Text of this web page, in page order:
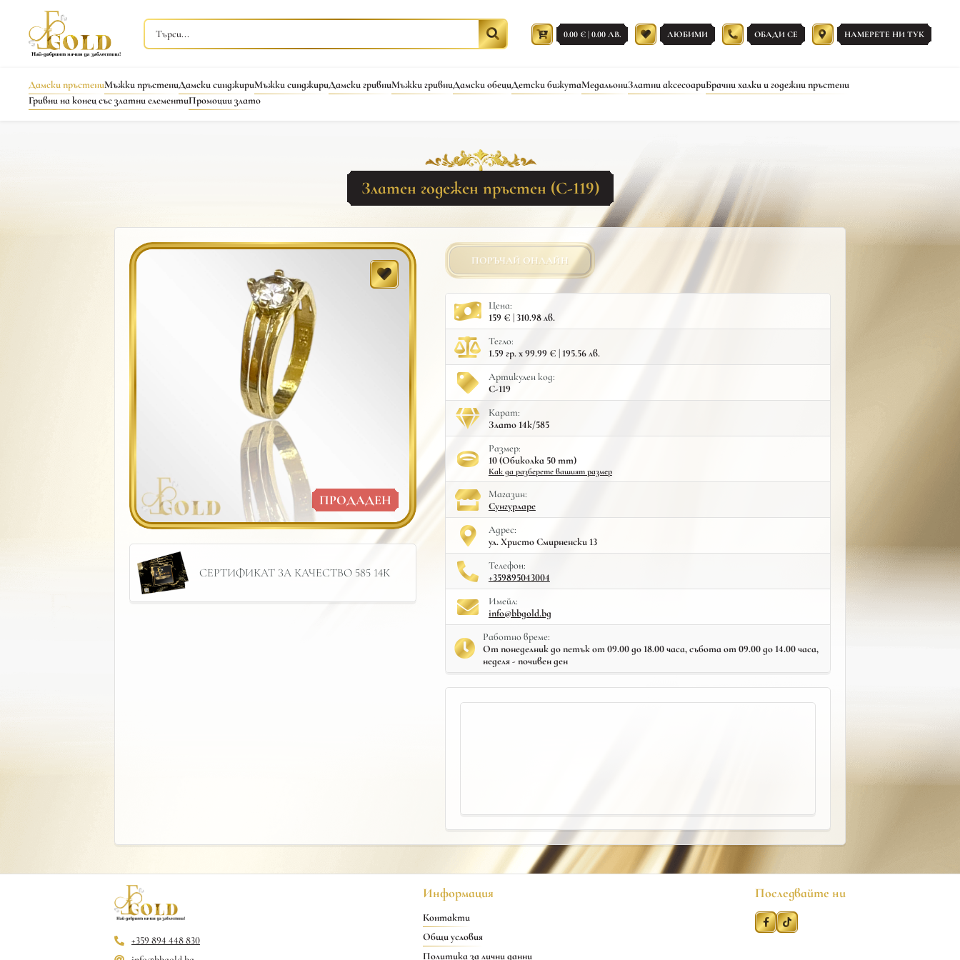
0.00 € | 0.00 ЛВ. ЛЮБИМИ ОБАДИ СЕ НАМЕРЕТЕ НИ ТУК
Дамски пръстениМъжки пръстениДамски синджириМъжки синджириДамски гривниМъжки гривниДамски обециДетски бижутаМедальониЗлатни аксесоариБрачни халки и годежни пръстени
Гривни на конец със златни елементиПромоции злато
Златен годежен пръстен (С-119)
ПРОДАДЕН
СЕРТИФИКАТ ЗА КАЧЕСТВО 585 14К
ПОРЪЧАЙ ОНЛАЙН
Цена:
159 € | 310.98 лв.
Тегло:
1.59 гр. x 99.99 € | 195.56 лв.
Артикулен код:
С-119
Карат:
Злато 14к/585
Размер:
10 (Обиколка 50 mm)
Как да разберете вашият размер
Mагазин:
Сунгурларе
Адрес:
ул. Христо Смирненски 13
Телефон:
+359895043004
Имейл:
info@bbgold.bg
Работно време:
От понеделник до петък от 09.00 до 18.00 часа, събота от 09.00 до 14.00 часа,
неделя - почивен ден
+359 894 448 830
Информация
Контакти
Общи условия
Политика за лични данни
Последвайте ни